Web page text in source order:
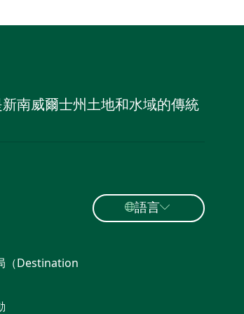
南威爾士州土地和水域的傳統
（Destination
語言